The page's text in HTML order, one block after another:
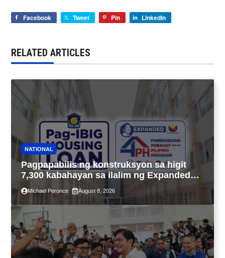
Facebook Tweet Pin LinkedIn
RELATED ARTICLES
NATIONAL
Pagpapabilis ng konstruksyon sa higit
7,300 kabahayan sa ilalim ng Expanded
4PH, posible na sa pagtutulungan ng Pag-
IBIG at P.A. Alvarez
Michael Peronce August 8, 2026